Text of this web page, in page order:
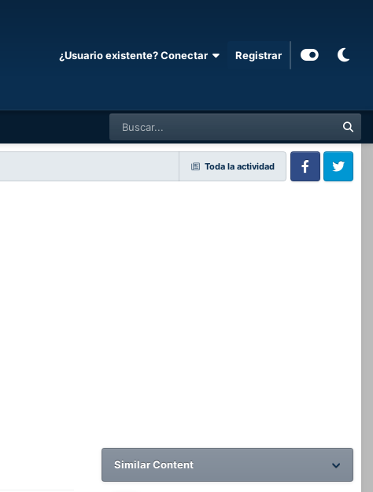
¿Usuario existente? Conectar Registrar
Toda la actividad
FacebookTwitter
Similar Content